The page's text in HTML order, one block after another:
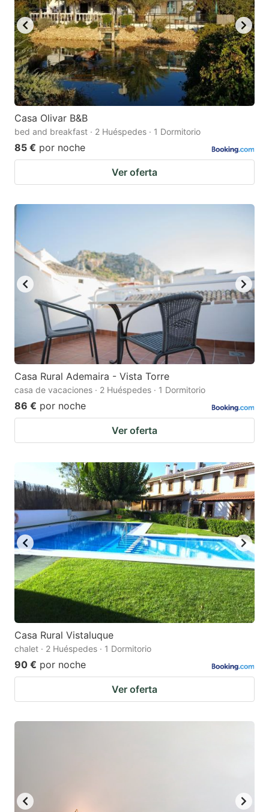
Casa Olivar B&B
bed and breakfast · 2 Huéspedes · 1 Dormitorio
85 € por noche
Ver oferta
Casa Rural Ademaira - Vista Torre
casa de vacaciones · 2 Huéspedes · 1 Dormitorio
86 € por noche
Ver oferta
Casa Rural Vistaluque
chalet · 2 Huéspedes · 1 Dormitorio
90 € por noche
Ver oferta